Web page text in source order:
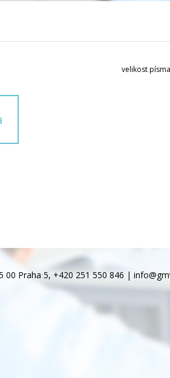
velikost písma
00 Praha 5, +420 251 550 846 |